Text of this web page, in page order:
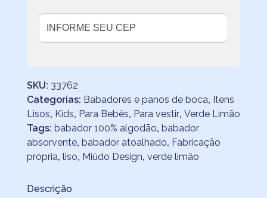
SKU: 33762
Categorias: Babadores e panos de boca, Itens
Lisos, Kids, Para Bebês, Para vestir, Verde Limão
Tags: babador 100% algodão, babador
absorvente, babador atoalhado, Fabricação
própria, liso, Miüdo Design, verde limão
Descrição